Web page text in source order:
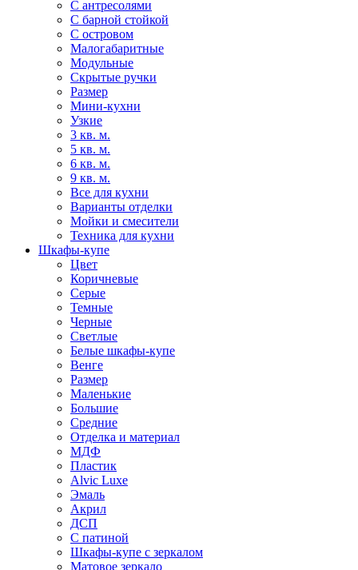
С антресолями
С барной стойкой
С островом
Малогабаритные
Модульные
Скрытые ручки
Размер
Мини-кухни
Узкие
3 кв. м.
5 кв. м.
6 кв. м.
9 кв. м.
Все для кухни
Варианты отделки
Мойки и смесители
Техника для кухни
Шкафы-купе
Цвет
Коричневые
Серые
Темные
Черные
Светлые
Белые шкафы-купе
Венге
Размер
Маленькие
Большие
Средние
Отделка и материал
МДФ
Пластик
Alvic Luxe
Эмаль
Акрил
ДСП
С патиной
Шкафы-купе с зеркалом
Матовое зеркало